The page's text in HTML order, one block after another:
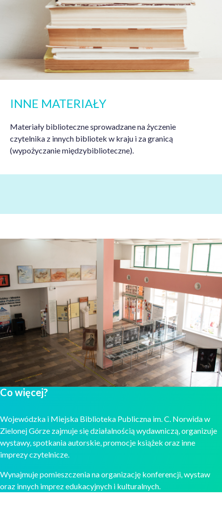
INNE MATERIAŁY
Materiały biblioteczne sprowadzane na życzenie
czytelnika z innych bibliotek w kraju i za granicą
(wypożyczanie międzybiblioteczne).
Co więcej?
Wojewódzka i Miejska Biblioteka Publiczna im. C. Norwida w
Zielonej Górze zajmuje się działalnością wydawniczą, organizuje
wystawy, spotkania autorskie, promocje książek oraz inne
imprezy czytelnicze.
Wynajmuje pomieszczenia na organizację konferencji, wystaw
oraz innych imprez edukacyjnych i kulturalnych.